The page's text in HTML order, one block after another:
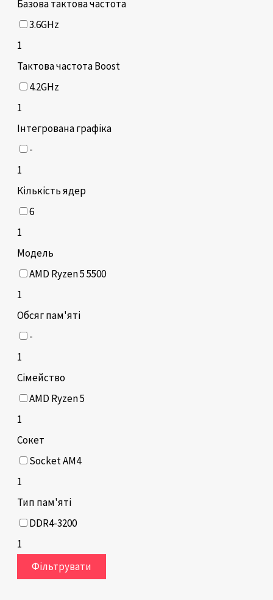
Базова тактова частота
3.6GHz
1
Тактова частота Boost
4.2GHz
1
Інтегрована графіка
-
1
Кількість ядер
6
1
Модель
AMD Ryzen 5 5500
1
Обсяг пам'яті
-
1
Сімейство
AMD Ryzen 5
1
Сокет
Socket AM4
1
Тип пам'яті
DDR4-3200
1
Фільтрувати